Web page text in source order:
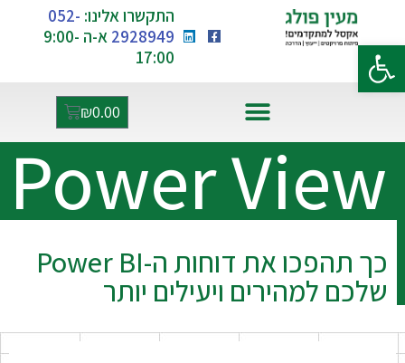
פתח סרגל נגישות
התקשרו אלינו: 052-
2928949
א-ה 9:00-
17:00
₪0.00
כך תהפכו את דוחות ה-Power BI
שלכם למהירים ויעילים יותר
Power View